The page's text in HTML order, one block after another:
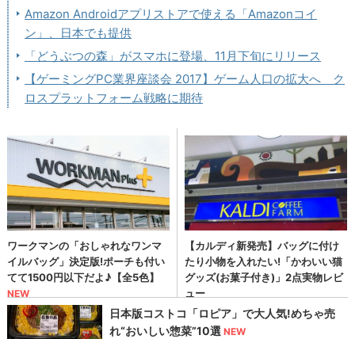
Amazon Androidアプリストアで使える「Amazonコイ
ン」、日本でも提供
「どうぶつの森」がスマホに登場、11月下旬にリリース
【ゲーミングPC業界座談会 2017】ゲーム人口の拡大へ ク
ロスプラットフォーム戦略に期待